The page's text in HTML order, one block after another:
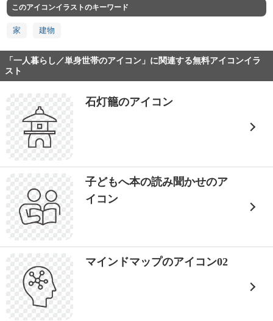
このアイコンイラストのキーワード
家 建物
「一人暮らし／単身世帯のアイコン」に関連する無料アイコンイラ
スト
石灯籠のアイコン
子どもへ本の読み聞かせのア
イコン
マインドマップのアイコン02